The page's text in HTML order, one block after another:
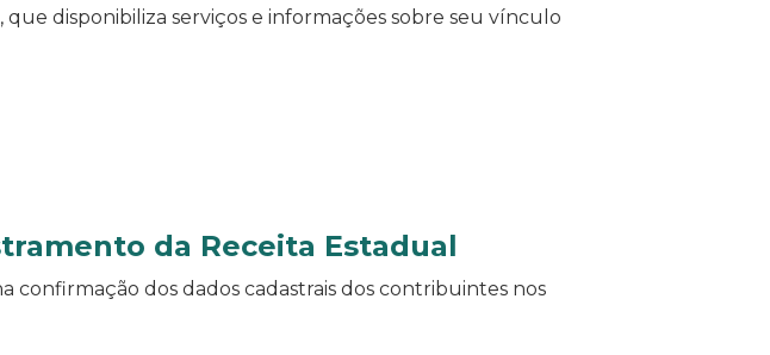
que disponibiliza serviços e informações sobre seu vínculo
da Receita Estadual
confirmação dos dados cadastrais dos contribuintes nos